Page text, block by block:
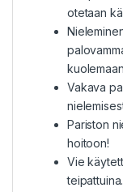
otetaan
Vakava
Pariston
hoitoon!
Vie
teipattuina.